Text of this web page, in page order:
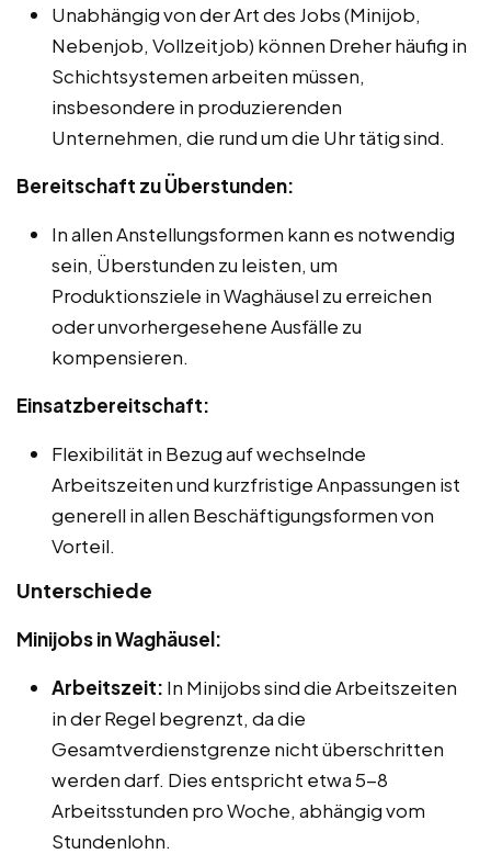
Unabhängig von der Art des Jobs (Minijob,
Nebenjob, Vollzeitjob) können Dreher häufig in
Schichtsystemen arbeiten müssen,
insbesondere in produzierenden
Unternehmen, die rund um die Uhr tätig sind.
Bereitschaft zu Überstunden:
In allen Anstellungsformen kann es notwendig
sein, Überstunden zu leisten, um
Produktionsziele in Waghäusel zu erreichen
oder unvorhergesehene Ausfälle zu
kompensieren.
Einsatzbereitschaft:
Flexibilität in Bezug auf wechselnde
Arbeitszeiten und kurzfristige Anpassungen ist
generell in allen Beschäftigungsformen von
Vorteil.
Unterschiede
Minijobs in Waghäusel:
Arbeitszeit: In Minijobs sind die Arbeitszeiten
in der Regel begrenzt, da die
Gesamtverdienstgrenze nicht überschritten
werden darf. Dies entspricht etwa 5-8
Arbeitsstunden pro Woche, abhängig vom
Stundenlohn.